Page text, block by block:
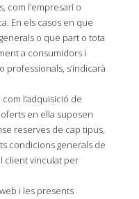
com l’empresari o
En els casos en que
o que part o tota
a consumidors i
professionals, s’indicarà
l’adquisició de
en ella suposen
reserves de cap tipus,
condicions generals de
client vinculat per
i les presents
0